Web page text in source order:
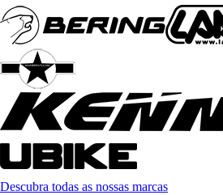
Descubra todas as nossas marcas